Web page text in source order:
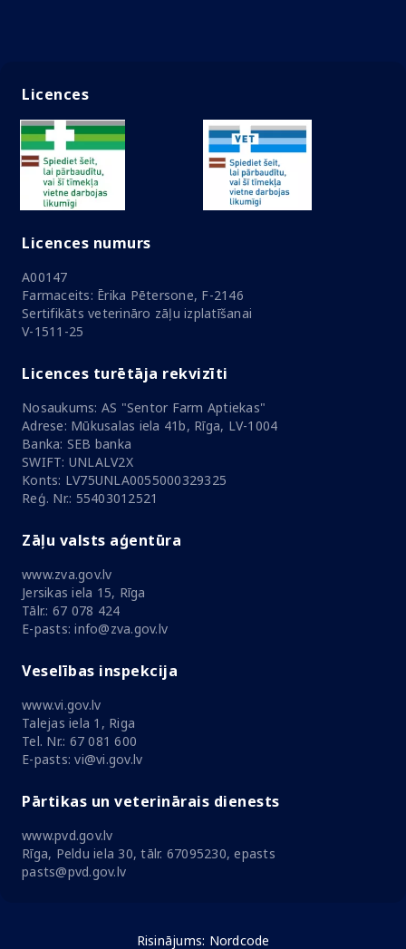
Licences
Licences numurs
A00147
Farmaceits: Ērika Pētersone, F-2146
Sertifikāts veterināro zāļu izplatīšanai
V-1511-25
Licences turētāja rekvizīti
Nosaukums: AS "Sentor Farm Aptiekas"
Adrese: Mūkusalas iela 41b, Rīga, LV-1004
Banka: SEB banka
SWIFT: UNLALV2X
Konts: LV75UNLA0055000329325
Reģ. Nr.: 55403012521
Zāļu valsts aģentūra
www.zva.gov.lv
Jersikas iela 15, Rīga
Tālr.: 67 078 424
E-pasts: info@zva.gov.lv
Veselības inspekcija
www.vi.gov.lv
Talejas iela 1, Riga
Tel. Nr.: 67 081 600
E-pasts: vi@vi.gov.lv
Pārtikas un veterinārais dienests
www.pvd.gov.lv
Rīga, Peldu iela 30, tālr. 67095230, epasts
pasts@pvd.gov.lv
Risinājums: Nordcode